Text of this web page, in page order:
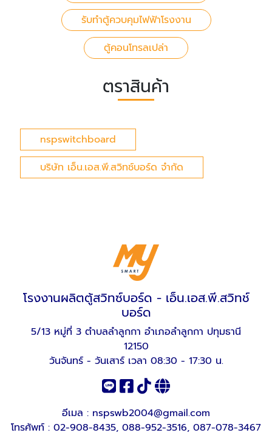
รับทำตู้ควบคุมไฟฟ้าโรงงาน
ตู้คอนโทรลเปล่า
ตราสินค้า
nspswitchboard
บริษัท เอ็น.เอส.พี.สวิทช์บอร์ด จำกัด
โรงงานผลิตตู้สวิทซ์บอร์ด - เอ็น.เอส.พี.สวิทช์
บอร์ด
5/13 หมู่ที่ 3 ตำบลลำลูกกา อำเภอลำลูกกา ปทุมธานี
12150
วันจันทร์ - วันเสาร์ เวลา 08:30 - 17:30 น.
อีเมล : nspswb2004@gmail.com
โทรศัพท์ : 02-908-8435, 088-952-3516, 087-078-3467